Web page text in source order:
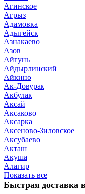
Агинское
Агрыз
Адамовка
Адыгейск
Азнакаево
Азов
Айгунь
Айдырлинский
Айкино
Ак-Довурак
Акбулак
Аксай
Аксаково
Аксарка
Аксеново-Зиловское
Аксубаево
Акташ
Акуша
Алагир
Показать все
Быстрая